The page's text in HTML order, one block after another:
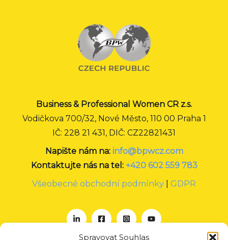
Spravovat Souhlas
Business & Professional Women CR z.s.
Vodičkova 700/32, Nové Město, 110 00 Praha 1
IČ: 228 21 431, DIČ: CZ22821431
Napište nám na: info@bpwcz.com
Kontaktujte nás na tel: +420 602 559 783
Všeobecné obchodní podmínky
GDPR